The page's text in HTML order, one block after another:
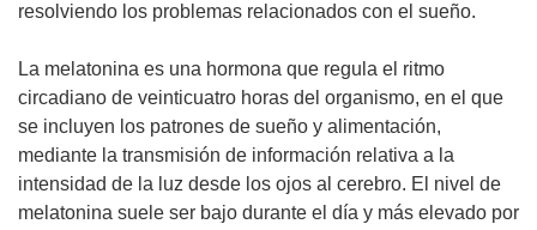
resolviendo los problemas relacionados con el sueño.
La melatonina es una hormona que regula el ritmo
circadiano de veinticuatro horas del organismo, en el que
se incluyen los patrones de sueño y alimentación,
mediante la transmisión de información relativa a la
intensidad de la luz desde los ojos al cerebro. El nivel de
melatonina suele ser bajo durante el día y más elevado por